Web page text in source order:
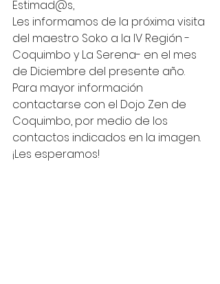
Estimad@s,
Les informamos de la próxima visita
del maestro Soko a la IV Región -
Coquimbo y La Serena- en el mes
de Diciembre del presente año.
Para mayor información
contactarse con el Dojo Zen de
Coquimbo, por medio de los
contactos indicados en la imagen.
¡Les esperamos!